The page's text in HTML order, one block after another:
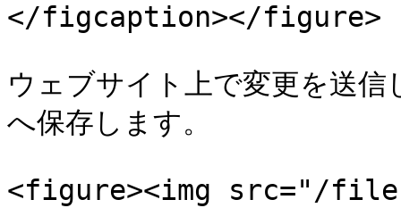
</figcaption></figure>
ウェブサイト上で変更を送
へ保存します。
<figure><img src="/files/